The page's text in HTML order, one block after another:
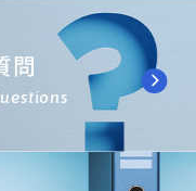
問